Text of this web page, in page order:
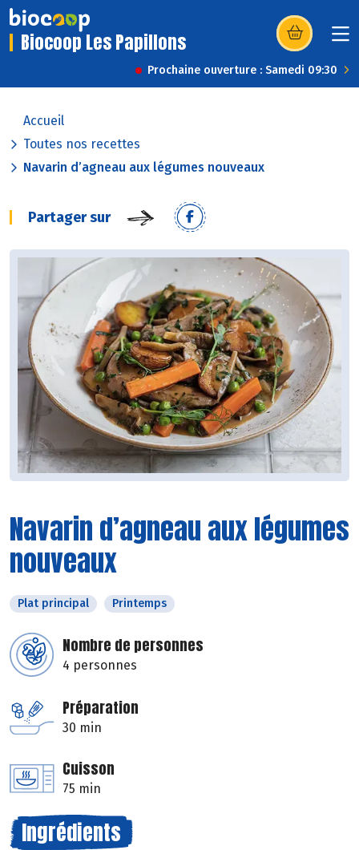
Biocoop Les Papillons (s’ouvre dans
Prochaine ouverture : Samedi 09:30
Accueil
Toutes nos recettes
Navarin d’agneau aux légumes nouveaux
Partager sur
Navarin d’agneau aux légumes
nouveaux
Plat principal Printemps
Nombre de personnes
4 personnes
Préparation
30 min
Cuisson
75 min
Ingrédients